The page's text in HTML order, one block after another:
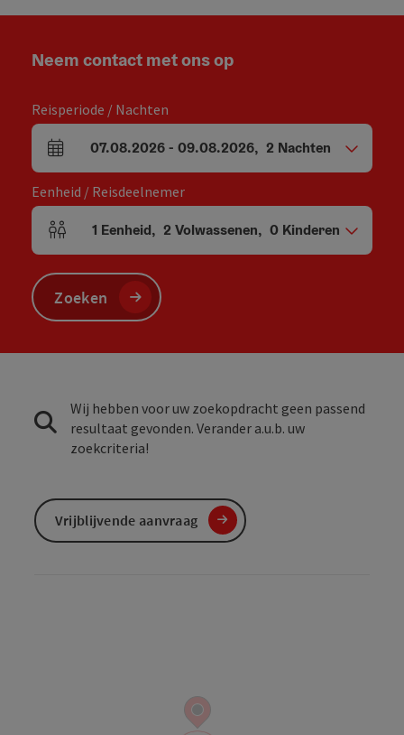
Neem contact met ons op
Reisperiode / Nachten
Velden voor aankomst en vertrek
07.08.2026- 09.08.2026, 2 Nachten
Eenheid / Reisdeelnemer
Aantal eenheden en persoonsvelden
1 Eenheid, 2 Volwassenen, 0 Kinderen
Zoeken
Wij hebben voor uw zoekopdracht geen passend
resultaat gevonden. Verander a.u.b. uw
zoekcriteria!
Vrijblijvende aanvraag